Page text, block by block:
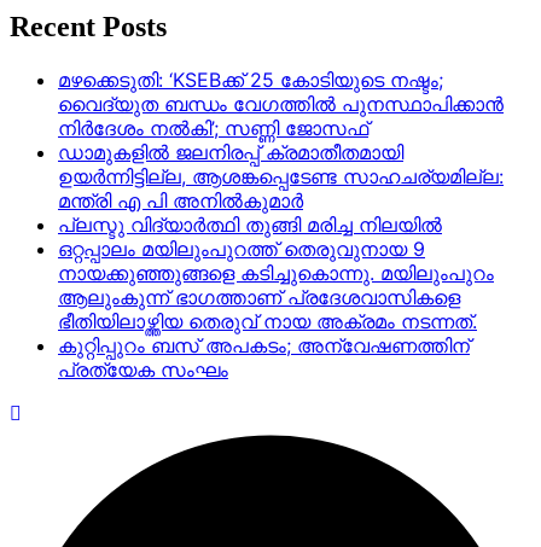
Recent Posts
മഴക്കെടുതി: ‘KSEBക്ക് 25 കോടിയുടെ നഷ്ടം;
വൈദ്യുത ബന്ധം വേഗത്തിൽ പുനസ്ഥാപിക്കാൻ
നിർ​ദേശം നൽകി’; സണ്ണി ജോസഫ്
ഡാമുകളില്‍ ജലനിരപ്പ് ക്രമാതീതമായി
ഉയര്‍ന്നിട്ടില്ല, ആശങ്കപ്പെടേണ്ട സാഹചര്യമില്ല:
മന്ത്രി എ പി അനില്‍കുമാര്‍
പ്ലസ്ടു വിദ്യാർത്ഥി തുങ്ങി മരിച്ച നിലയിൽ
ഒറ്റപ്പാലം മയിലുംപുറത്ത് തെരുവുനായ 9
നായക്കുഞ്ഞുങ്ങളെ കടിച്ചുകൊന്നു. മയിലുംപുറം
ആലുംകുന്ന് ഭാഗത്താണ് പ്രദേശവാസികളെ
ഭീതിയിലാഴ്ത്തിയ തെരുവ് നായ അക്രമം നടന്നത്.
കുറ്റിപ്പുറം ബസ് അപകടം; അന്വേഷണത്തിന്
പ്രത്യേക സംഘം